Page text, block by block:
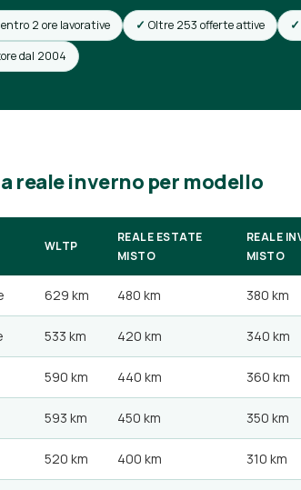
2 ore lavorative Oltre 253 offerte attive
dal 2004
reale inverno per modello
WLTP
REALE ESTATE
MISTO
REALE
MISTO
629 km 480 km 380 km
533 km 420 km 340 km
590 km 440 km 360 km
593 km 450 km 350 km
520 km 400 km 310 km